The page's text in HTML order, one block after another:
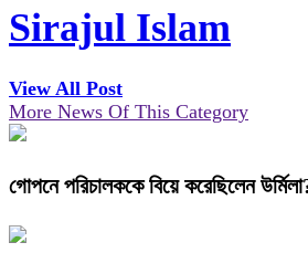
Sirajul Islam
View All Post
More News Of This Category
গোপনে পরিচালককে বিয়ে করেছিলেন